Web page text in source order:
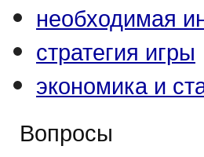
необходимая
стратегия игры
экономика и
Вопросы